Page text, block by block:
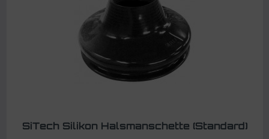
SiTech Silikon Halsmanschette (Standard)